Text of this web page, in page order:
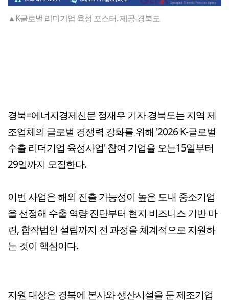
▲K글로벌 리더기업 육성 포스터. 제공-경북도
경북=에너지경제신문 정재우 기자 경북도는 지역 제
조업체의 글로벌 경쟁력 강화를 위해 '2026 K-글로벌
수출 리더기업 육성사업' 참여 기업을 오는15일부터
29일까지 모집한다.
이번 사업은 해외 진출 가능성이 높은 도내 중소기업
을 선정해 수출 역량 진단부터 현지 비즈니스 기반 마
련, 합작법인 설립까지 전 과정을 체계적으로 지원하
는 것이 핵심이다.
지원 대상은 경북에 본사와 생산시설을 둔 제조기업